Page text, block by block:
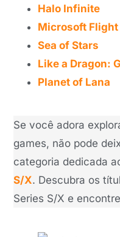
Halo Infinite
Microsoft
Sea of Stars
Like a Dragon:
Planet of Lana
Se você adora
games, não pode
categoria dedicada
S/X. Descubra os
Series S/X e